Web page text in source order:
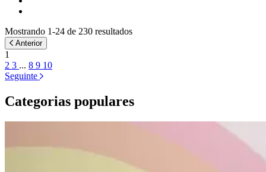
Mostrando 1-24 de 230 resultados
Anterior
1
2 3 ... 8 9 10
Seguinte
Categorias populares